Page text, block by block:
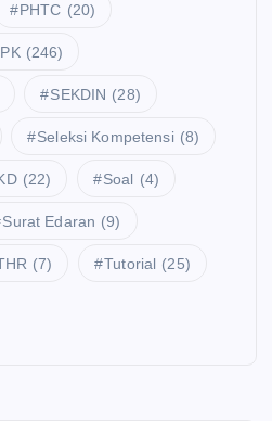
PHTC (20)
(246)
SEKDIN (28)
Seleksi Kompetensi (8)
(22) Soal (4)
Surat Edaran (9)
(7) Tutorial (25)